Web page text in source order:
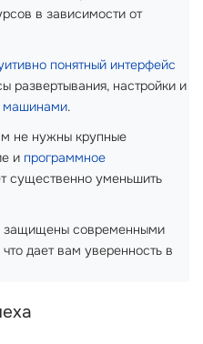
в зависимости от
понятный интерфейс
развертывания, настройки и
машинами.
не нужны крупные
и программное
существенно уменьшить
защищены современными
дает вам уверенность в